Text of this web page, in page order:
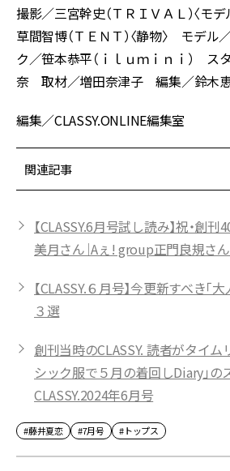
撮影／三宮幹史（ＴＲＩＶＡＬ）〈モデ
草間智博（ＴＥＮＴ）〈静物〉 モデ
ク／笹本恭平（ｉｌｕｍｉｎｉ） ス
奈 取材／増田奈津子 編集／鈴木
編集／CLASSY.ONLINE編集室
関連記事
【CLASSY.6月号試し読み】祝・創
美月さん｜Aぇ! group正門良規さ
【CLASSY.６月号】今更新すべき「
３選
創刊当時のCLASSY. 読者がタイム
シック服で５月の着回しDiary」の
CLASSY.2024年6月号
#藤井夏恋 #7月号 #トップス